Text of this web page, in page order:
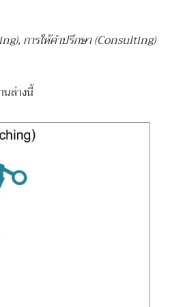
การให้คำปรึกษา (Consulting)
ล่างนี้